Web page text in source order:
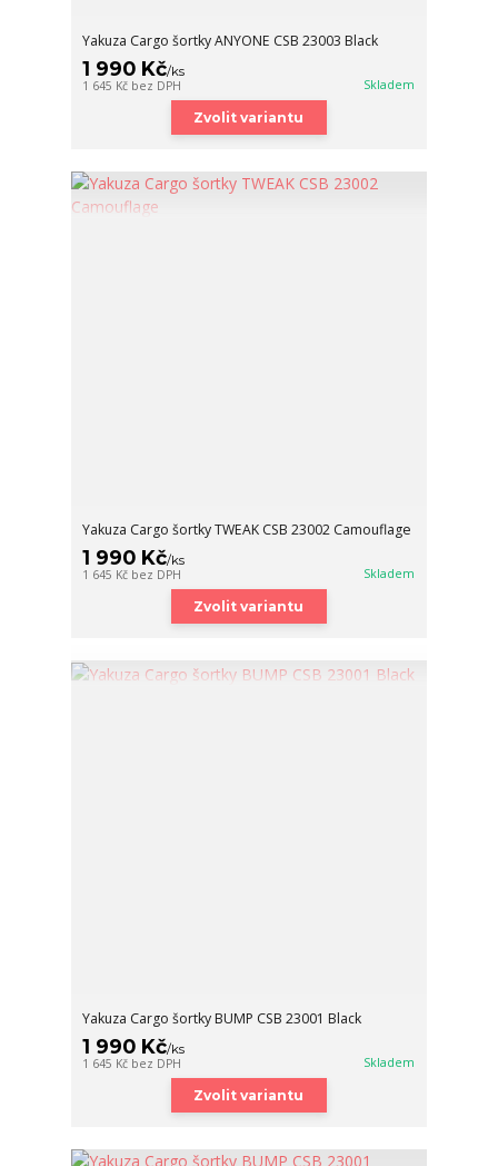
Yakuza Cargo šortky ANYONE CSB 23003 Black
1 990 Kč/ks
1 645 Kč bez DPH Skladem
Zvolit variantu
Yakuza Cargo šortky TWEAK CSB 23002 Camouflage
1 990 Kč/ks
1 645 Kč bez DPH Skladem
Zvolit variantu
Yakuza Cargo šortky BUMP CSB 23001 Black
1 990 Kč/ks
1 645 Kč bez DPH Skladem
Zvolit variantu